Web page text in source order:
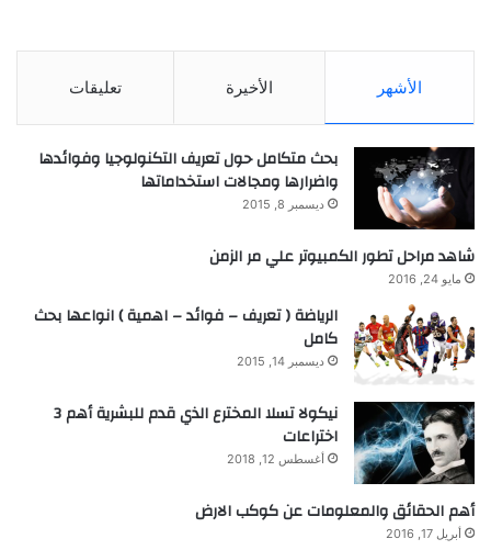
الأشهر الأخيرة تعليقات
بحث متكامل حول تعريف التكنولوجيا وفوائدها
واضرارها ومجالات استخداماتها
ديسمبر 8, 2015
شاهد مراحل تطور الكمبيوتر علي مر الزمن
مايو 24, 2016
الرياضة ( تعريف – فوائد – اهمية ) انواعها بحث
كامل
ديسمبر 14, 2015
نيكولا تسلا المخترع الذي قدم للبشرية أهم 3
اختراعات
أغسطس 12, 2018
أهم الحقائق والمعلومات عن كوكب الارض
أبريل 17, 2016